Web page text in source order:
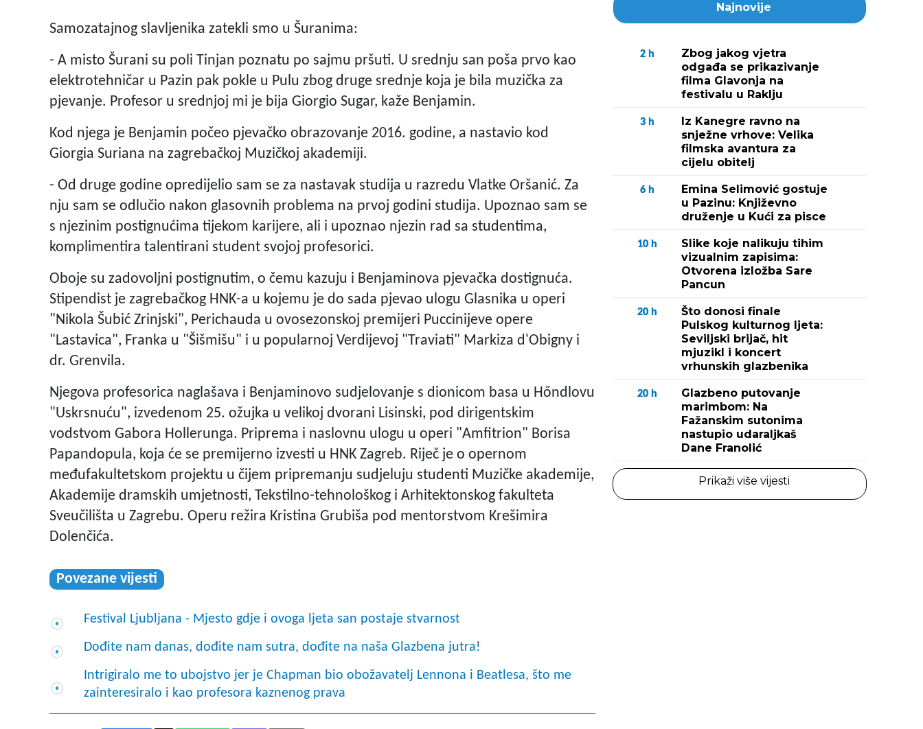
Samozatajnog slavljenika zatekli smo u Šuranima:
- A misto Šurani su poli Tinjan poznatu po sajmu pršuti. U srednju san poša prvo kao
elektrotehničar u Pazin pak pokle u Pulu zbog druge srednje koja je bila muzička za
pjevanje. Profesor u srednjoj mi je bija Giorgio Sugar, kaže Benjamin.
Kod njega je Benjamin počeo pjevačko obrazovanje 2016. godine, a nastavio kod
Giorgia Suriana na zagrebačkoj Muzičkoj akademiji.
- Od druge godine opredijelio sam se za nastavak studija u razredu Vlatke Oršanić. Za
nju sam se odlučio nakon glasovnih problema na prvoj godini studija. Upoznao sam se
s njezinim postignućima tijekom karijere, ali i upoznao njezin rad sa studentima,
komplimentira talentirani student svojoj profesorici.
Oboje su zadovoljni postignutim, o čemu kazuju i Benjaminova pjevačka dostignuća.
Stipendist je zagrebačkog HNK-a u kojemu je do sada pjevao ulogu Glasnika u operi
"Nikola Šubić Zrinjski", Perichauda u ovosezonskoj premijeri Puccinijeve opere
"Lastavica", Franka u "Šišmišu" i u popularnoj Verdijevoj "Traviati" Markiza d'Obigny i
dr. Grenvila.
Njegova profesorica naglašava i Benjaminovo sudjelovanje s dionicom basa u Hőndlovu
"Uskrsnuću", izvedenom 25. ožujka u velikoj dvorani Lisinski, pod dirigentskim
vodstvom Gabora Hollerunga. Priprema i naslovnu ulogu u operi "Amfitrion" Borisa
Papandopula, koja će se premijerno izvesti u HNK Zagreb. Riječ je o opernom
međufakultetskom projektu u čijem pripremanju sudjeluju studenti Muzičke akademije,
Akademije dramskih umjetnosti, Tekstilno-tehnološkog i Arhitektonskog fakulteta
Sveučilišta u Zagrebu. Operu režira Kristina Grubiša pod mentorstvom Krešimira
Dolenčića.
Povezane vijesti
Festival Ljubljana - Mjesto gdje i ovoga ljeta san postaje stvarnost
Dođite nam danas, dođite nam sutra, dođite na naša Glazbena jutra!
Intrigiralo me to ubojstvo jer je Chapman bio obožavatelj Lennona i Beatlesa, što me
zainteresiralo i kao profesora kaznenog prava
Najnovije
2 h
Zbog jakog vjetra
odgađa se prikazivanje
filma Glavonja na
festivalu u Raklju
3 h
Iz Kanegre ravno na
snježne vrhove: Velika
filmska avantura za
cijelu obitelj
6 h
Emina Selimović gostuje
u Pazinu: Književno
druženje u Kući za pisce
10 h
Slike koje nalikuju tihim
vizualnim zapisima:
Otvorena izložba Sare
Pancun
20 h
Što donosi finale
Pulskog kulturnog ljeta:
Seviljski brijač, hit
mjuzikl i koncert
vrhunskih glazbenika
20 h
Glazbeno putovanje
marimbom: Na
Fažanskim sutonima
nastupio udaraljkaš
Dane Franolić
Prikaži više vijesti